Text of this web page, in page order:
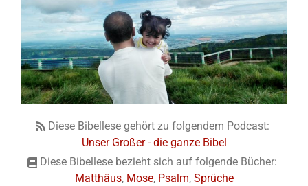
Diese Bibellese gehört zu folgendem Podcast:
Unser Großer - die ganze Bibel
Diese Bibellese bezieht sich auf folgende Bücher:
Matthäus, Mose, Psalm, Sprüche